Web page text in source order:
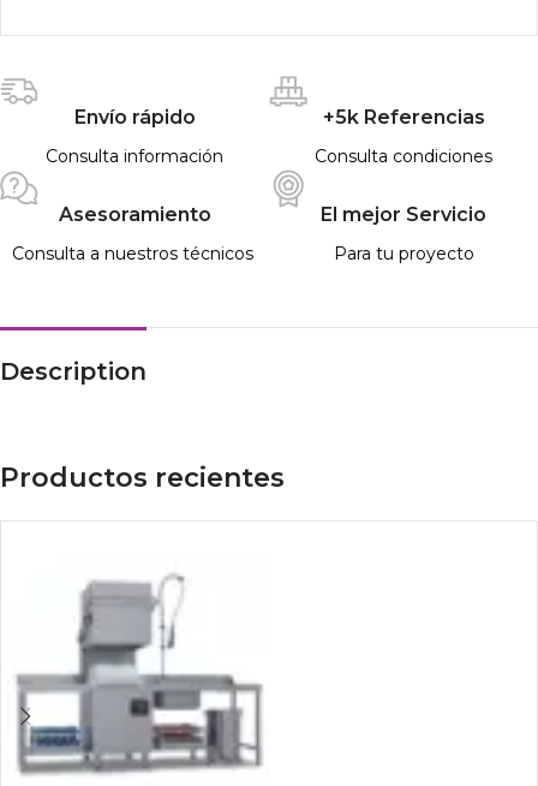
Envío rápido
Consulta información
+5k Referencias
Consulta condiciones
Asesoramiento
Consulta a nuestros técnicos
El mejor Servicio
Para tu proyecto
Description
Productos recientes